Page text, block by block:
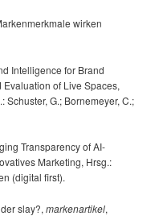
wirken
Intelligence for Brand
of Live Spaces,
Schuster, G.; Bornemeyer, C.;
Transparency of AI-
Marketing, Hrsg.:
(digital first).
slay?,markenartikel,